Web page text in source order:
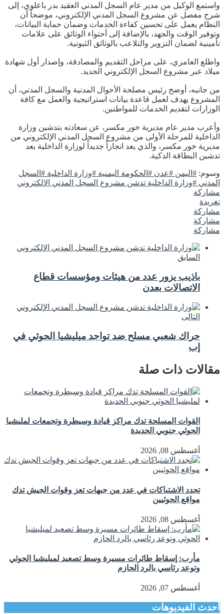
واستمع الوكيل من مدير عام السجل المدني العقيد بدر باعلوي، إلى
شرح مفصل عن مشروع السجل المدني الإلكتروني، موضحاً أن
النظام يعمل على تحسين كفاءة الخدمات وضمان حماية البيانات،
وتوفير الوقت والجهد، بالإضافة إلى أحتواء الوثائق على علامات
تأمينية لضمان التزوير والتلاعب بالوثائق الثبوتية.
واطلع العامري، على مراحل التقديم والمصادقة، وإصدار أول شهادة
ميلاد عبر مشروع السجل الإلكتروني الجديد.
من جانبه، أوضح رئيس مصلحة الأحوال المدنية والسجل المدني، أن
المشروع يهدف لعمل قاعدة بيانات استراتيجية والعمل مع كافة
الوزارات لتقديم الخدمات للمواطنين.
وأعرب مدير عام مديرية خور مكسر، عن سعادته بتدشين وزارة
الداخلية للمرحلة الأولى من مشروع السجل المدني الإلكتروني من
مديرية خور مكسر، والذي يعد انجازاً جديداً لوزارة الداخلية بعد
تدشين البطاقة الذكية.
وسوم: #اليمن #عدن #الحكومة اليمنية #وزارة الداخلية #السجل
المدني #وزارة الداخلية تدشن مشروع السجل المدني الإلكتروني
مشاركة
تغريدة
مشاركة
مشاركة
مشاركة
السابق
باذيب يزور عدد من هيئات ومؤسسات قطاع
الاتصالات بعدن
التالى
حراك شعبي مسلح ضد تواجد ميليشيا الحوثي في
إب
مقالات ذات صلة
القوات المسلحة تدك مراكز قيادة وسيطرة وتجمعات لمليشيا
الحوثي جنوبي الحديدة
أغسطس 08, 2026
تجدد الاشتباكات في عدد من جبهات تعز وقوات الجيش تدك
مواقع الحوثيين
أغسطس 08, 2026
مأرب: إسقاط طائرات مسيرة وسط تصعيد لميليشيا الحوثي
وتوعد رئاسي بالرد الحازم
أغسطس 07, 2026
أحدث الفيديوهات